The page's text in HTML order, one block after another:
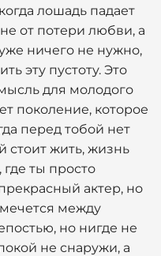
лошадь падает
от потери любви, а
ничего не нужно,
эту пустоту. Это
для молодого
поколение, которое
перед тобой нет
стоит жить, жизнь
где ты просто
актер, но
между
но нигде не
не снаружи, а